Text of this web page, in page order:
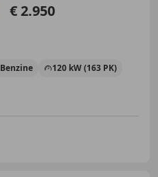
€ 2.950
Benzine 120 kW (163 PK)